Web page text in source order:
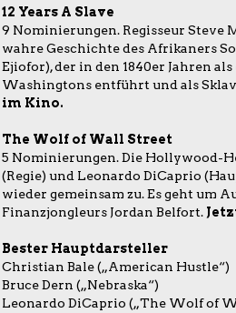
12 Years A Slave
9 Nominierungen. Regisseur Steve
wahre Geschichte des Afrikaners
Ejiofor), der in den 1840er Jahren
Washingtons entführt und als
im Kino.
The Wolf of Wall Street
5 Nominierungen. Die Hollywood-
(Regie) und Leonardo DiCaprio
wieder gemeinsam zu. Es geht um
Finanzjongleurs Jordan Belfort.
Bester Hauptdarsteller
Christian Bale („American Hustle“)
Bruce Dern („Nebraska“)
Leonardo DiCaprio („The Wolf of